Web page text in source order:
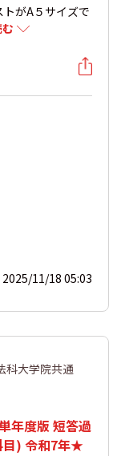
がA５サイズで
2025/11/18 05:03
科大学院共通
年度版 短答過
目) 令和7年★